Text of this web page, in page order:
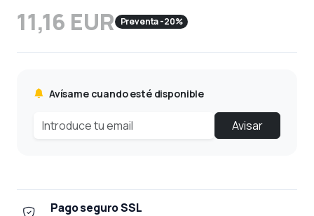
11,16 EUR Preventa -20%
Avísame cuando esté disponible
Avisar
Pago seguro SSL